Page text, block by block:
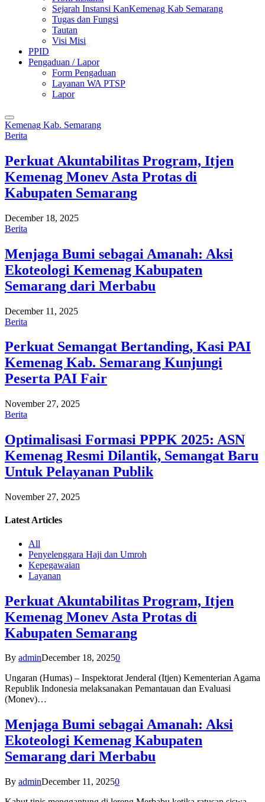
Sejarah Instansi KanKemenag Kab Semarang
Tugas dan Fungsi
Tautan
Visi Misi
PPID
Pengaduan / Lapor
Form Pengaduan
Layanan WA PTSP
Lapor
Kemenag Kab. Semarang
Berita
Perkuat Akuntabilitas Program, Itjen
Kemenag Monev Asta Protas di
Kabupaten Semarang
December 18, 2025
Berita
Menjaga Bumi sebagai Amanah: Aksi
Ekoteologi Kemenag Kabupaten
Semarang dari Merbabu
December 11, 2025
Berita
Perkuat Semangat Bertanding, Kasi PAI
Kemenag Kab. Semarang Kunjungi
Peserta PAI Fair
November 27, 2025
Berita
Optimalisasi Formasi PPPK 2025: ASN
Kemenag Resmi Dilantik, Semangat Baru
Untuk Pelayanan Publik
November 27, 2025
Latest Articles
All
Penyelenggara Haji dan Umroh
Kepegawaian
Layanan
Perkuat Akuntabilitas Program, Itjen
Kemenag Monev Asta Protas di
Kabupaten Semarang
By adminDecember 18, 20250
Ungaran (Humas) – Inspektorat Jenderal (Itjen) Kementerian Agama
Republik Indonesia melaksanakan Pemantauan dan Evaluasi
(Monev)…
Menjaga Bumi sebagai Amanah: Aksi
Ekoteologi Kemenag Kabupaten
Semarang dari Merbabu
By adminDecember 11, 20250